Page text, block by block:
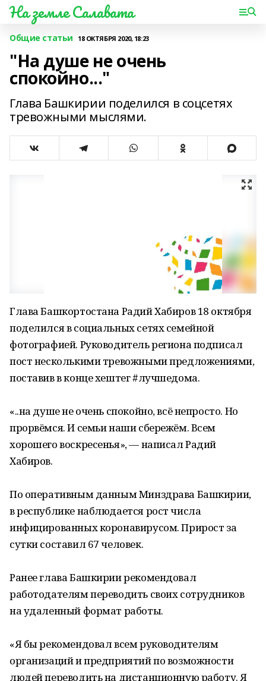
На земле Салавата
Общие статьи 18 ОКТЯБРЯ 2020, 18:23
"На душе не очень
спокойно..."
Глава Башкирии поделился в соцсетях
тревожными мыслями.
Глава Башкортостана Радий Хабиров 18 октября
поделился в социальных сетях семейной
фотографией. Руководитель региона подписал
пост несколькими тревожными предложениями,
поставив в конце хештег #лучшедома.
«..на душе не очень спокойно, всё непросто. Но
прорвёмся. И семьи наши сбережём. Всем
хорошего воскресенья», — написал Радий
Хабиров.
По оперативным данным Минздрава Башкирии,
в республике наблюдается рост числа
инфицированных коронавирусом. Прирост за
сутки составил 67 человек.
Ранее глава Башкирии рекомендовал
работодателям переводить своих сотрудников
на удаленный формат работы.
«Я бы рекомендовал всем руководителям
организаций и предприятий по возможности
людей переводить на дистанционную работу. Я